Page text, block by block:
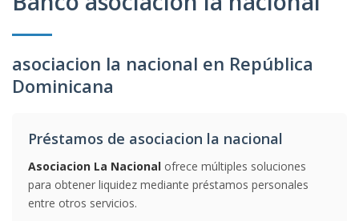
asociacion la nacional en República
Dominicana
Préstamos de asociacion la nacional
Asociacion La Nacional ofrece múltiples soluciones
para obtener liquidez mediante préstamos personales
entre otros servicios.